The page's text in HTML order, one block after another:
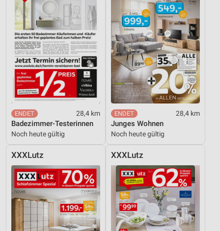
28,4 km
Badezimmer-Testerinnen
Noch heute gültig
28,4 km
Junges Wohnen
Noch heute gültig
XXXLutz XXXLutz